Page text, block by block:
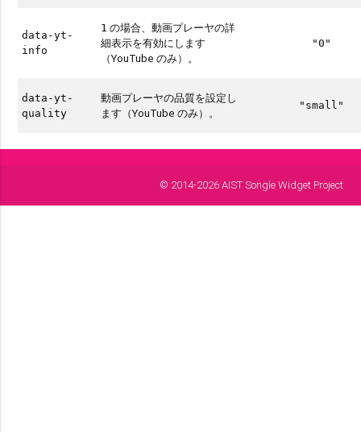
data-yt-
info
1 の場合、動画プレーヤの詳
細表示を有効にします
（YouTube のみ）。
"0"
data-yt-
quality
動画プレーヤの品質を設定し
ます（YouTube のみ）。
"small"
© 2014-2026 AIST Songle Widget Project